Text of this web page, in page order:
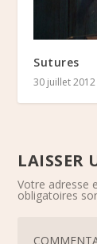
Sutures
30 juillet 2012
LAISSER
Votre adresse
obligatoires